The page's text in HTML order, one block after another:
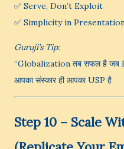
✅ Serve, Don’t Exploit
✅ Simplicity in
Guruji’s Tip:
“Globalization तब सफल है जब
आपका संस्कार ही आपका USP है
Step 10 – Scale